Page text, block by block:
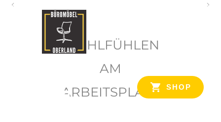
SHOP
WOHLFÜHLEN
AM
ARBEITSPLATZ